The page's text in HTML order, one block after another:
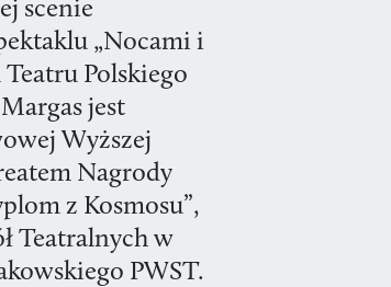
scenie
„Nocami i
Polskiego
jest
Wyższej
Nagrody
z Kosmosu”,
Teatralnych w
PWST.